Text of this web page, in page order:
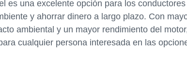
es una excelente opción para los
y ahorrar dinero a largo plazo. Con
ambiental y un mayor rendimiento del
cualquier persona interesada en las